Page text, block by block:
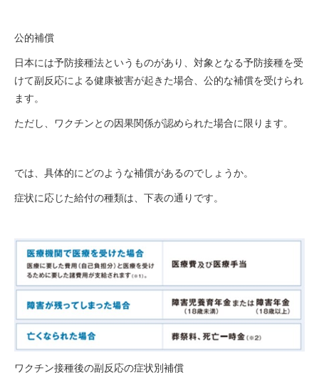
公的補償
日本には予防接種法というものがあり、対象となる予防接種を受
けて副反応による健康被害が起きた場合、公的な補償を受けられ
ます。
ただし、ワクチンとの因果関係が認められた場合に限ります。
では、具体的にどのような補償があるのでしょうか。
症状に応じた給付の種類は、下表の通りです。
ワクチン接種後の副反応の症状別補償